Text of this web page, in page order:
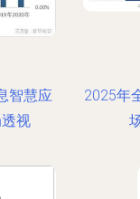
智慧应
视
2025年